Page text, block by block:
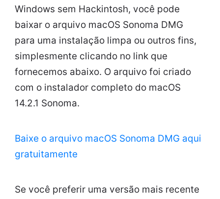
Windows sem Hackintosh, você pode
baixar o arquivo macOS Sonoma DMG
para uma instalação limpa ou outros fins,
simplesmente clicando no link que
fornecemos abaixo. O arquivo foi criado
com o instalador completo do macOS
14.2.1 Sonoma.
Baixe o arquivo macOS Sonoma DMG aqui
gratuitamente
Se você preferir uma versão mais recente